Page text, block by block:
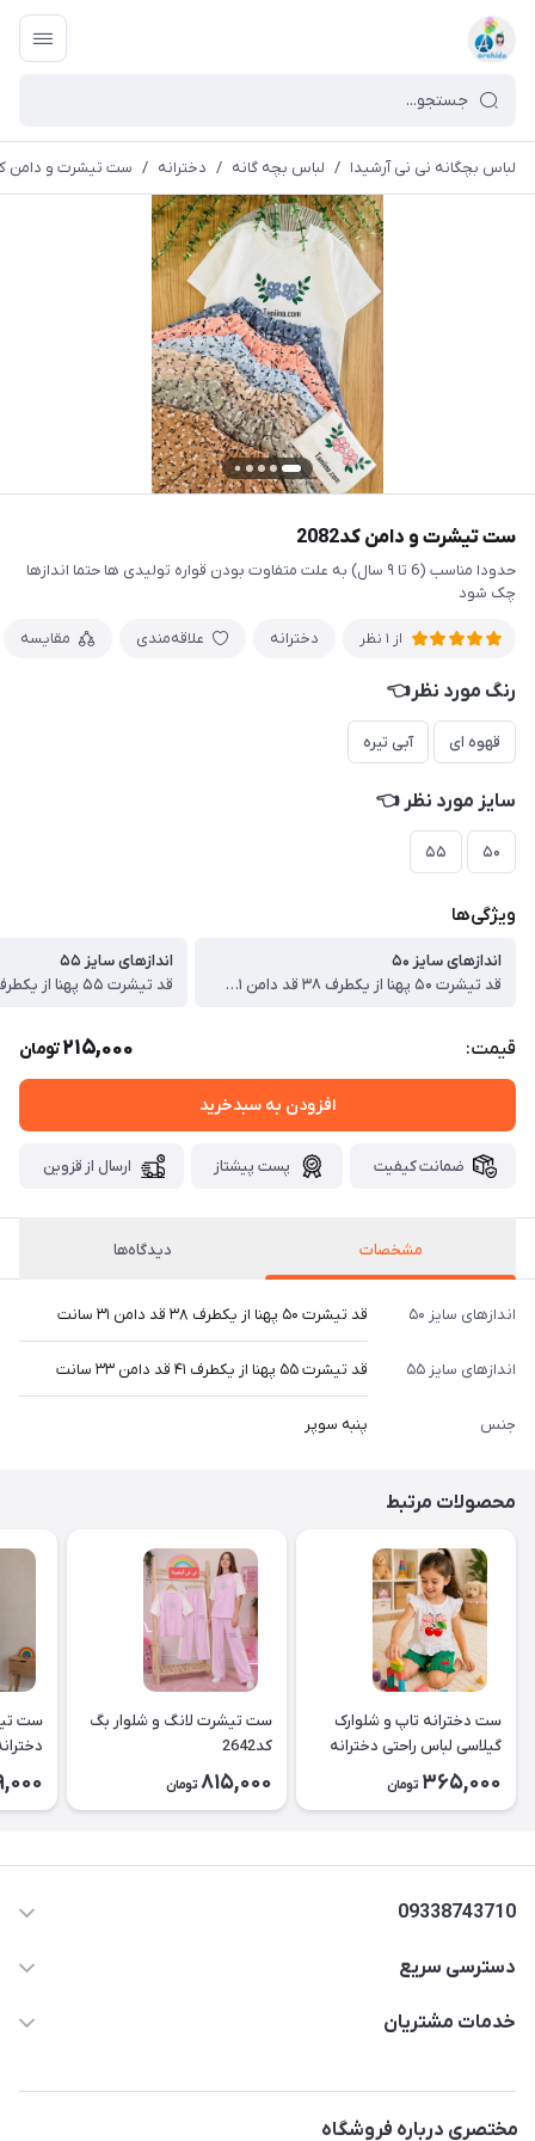
لباس بچگانه نی نی آرشیدا / لباس بچه گانه / دخترانه / ست تیشرت و دامن
ست تیشرت و دامن کد2082
حدودا مناسب (6 تا ۹ سال) به علت متفاوت بودن قواره تولیدی ها حتما اندازها
چک شود
از 1 نظر دخترانه علاقه‌مندی مقایسه
رنگ مورد نظر👈
قهوه ای آبی تیره
سایز مورد نظر 👈
۵۰ ۵۵
ویژگی‌ها
اندازهای سایز ۵۰
قد تیشرت ۵۰ پهنا از یکطرف ۳۸ قد دامن ۳۱ سانت
اندازهای سایز ۵۵
قیمت: 215,000تومان
افزودن به سبدخرید
ضمانت کیفیت پست پیشتاز ارسال از قزوین
مشخصات دیدگاه‌ها
اندازهای سایز ۵۰ قد تیشرت ۵۰ پهنا از یکطرف ۳۸ قد دامن ۳۱ سانت
اندازهای سایز ۵۵ قد تیشرت ۵۵ پهنا از یکطرف ۴۱ قد دامن ۳۳ سانت
جنس پنبه سوپر
محصولات مرتبط
ست دخترانه تاپ و شلوارک
گیلاسی لباس راحتی دخترانه
365,000 تومان
ست تیشرت لانگ و شلوار بگ
کد2642
815,000 تومان
ست
09338743710
دسترسی سریع
حساب کاربری
لیست محصولات
خدمات مشتریان
مختصری درباره فروشگاه